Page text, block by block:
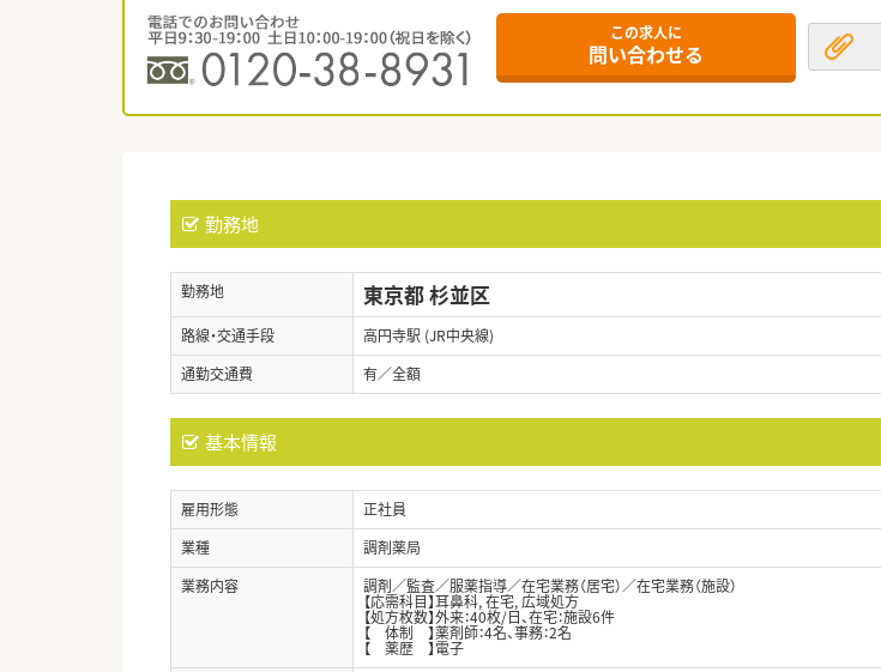
この求人に
問い合わせる
勤務地
勤務地 東京都 杉並区
路線・交通手段
高円寺駅 (JR中央線)
通勤交通費
有／全額
基本情報
雇用形態
正社員
業種
調剤薬局
業務内容
調剤／監査／服薬指導／在宅業務（居宅）／在宅業務（施設）
【応需科目】耳鼻科, 在宅, 広域処方
【処方枚数】外来：40枚/日、在宅：施設6件
【 体制 】薬剤師：4名、事務：2名
【 薬歴 】電子